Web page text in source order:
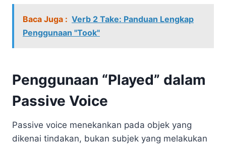
Baca Juga : Verb 2 Take: Panduan Lengkap
Penggunaan "Took"
Penggunaan “Played” dalam
Passive Voice
Passive voice menekankan pada objek yang
dikenai tindakan, bukan subjek yang melakukan